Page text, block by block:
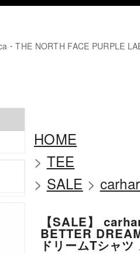
・THE NORTH FACE PURPLE
HOME
> TEE
> SALE >
【SALE】
BETTER
ドリームTシャ